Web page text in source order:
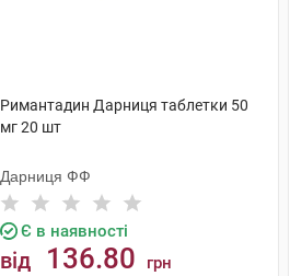
Римантадин Дарниця таблетки 50
мг 20 шт
Дарниця ФФ
Є в наявності
від 136.80 грн